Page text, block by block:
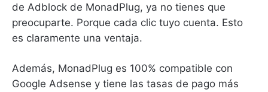
de Adblock de MonadPlug, ya no tienes que
preocuparte. Porque cada clic tuyo cuenta. Esto
es claramente una ventaja.
Además, MonadPlug es 100% compatible con
Google Adsense y tiene las tasas de pago más